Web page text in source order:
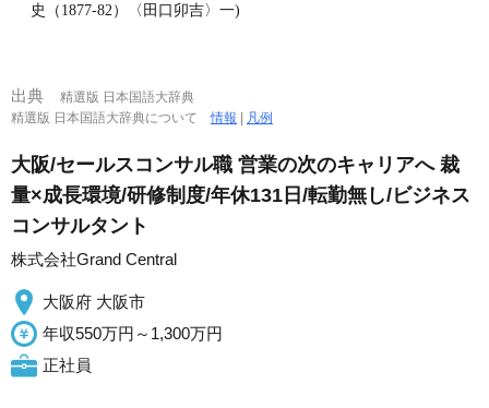
史（1877‐82）〈田口卯吉〉一)
出典
精選版 日本国語大辞典
精選版 日本国語大辞典について情報 凡例
大阪/セールスコンサル職 営業の次のキャリアへ 裁
量×成長環境/研修制度/年休131日/転勤無し/ビジネス
コンサルタント
株式会社Grand Central
大阪府 大阪市
年収550万円～1,300万円
正社員